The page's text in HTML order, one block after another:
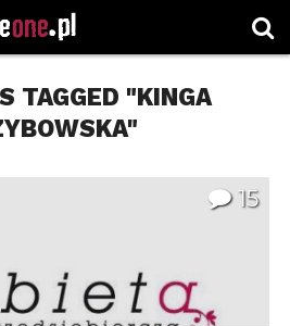
TAGGED "KINGA
15